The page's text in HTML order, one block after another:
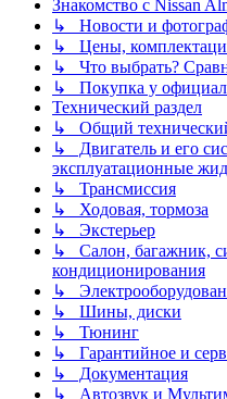
Знакомство с Nissan
↳ Новости и
↳ Цены,
↳ Что выбрать?
↳ Покупка у
Технический раздел
↳ Общий
↳ Двигатель и его
эксплуатационные
↳ Трансмиссия
↳ Ходовая, тормоза
↳ Экстерьер
↳ Салон, багажник,
кондиционирования
↳
↳ Шины, диски
↳ Тюнинг
↳ Гарантийное и
↳ Документация
↳ Автозвук и